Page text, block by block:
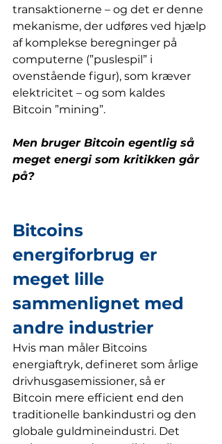
transaktionerne – og det er denne
mekanisme, der udføres ved hjælp
af komplekse beregninger på
computerne (”puslespil” i
ovenstående figur), som kræver
elektricitet – og som kaldes
Bitcoin ”mining”.
Men bruger Bitcoin egentlig så
meget energi som kritikken går
på?
Bitcoins
energiforbrug er
meget lille
sammenlignet med
andre industrier
Hvis man måler Bitcoins
energiaftryk, defineret som årlige
drivhusgasemissioner, så er
Bitcoin mere efficient end den
traditionelle bankindustri og den
globale guldmineindustri. Det